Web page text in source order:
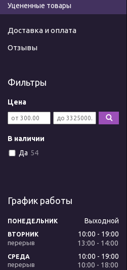
Уцененные товары
Доставка и оплата
Отзывы
Фильтры
Цена
В наличии
Да 54
График работы
ПОНЕДЕЛЬНИК Выходной
ВТОРНИК 10:00
19:00
13:00
14:00
СРЕДА 10:00
19:00
10:00
18:00